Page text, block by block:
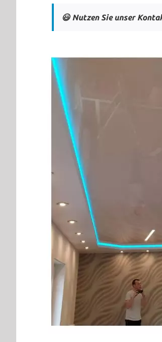
😃 Nutzen Sie unser